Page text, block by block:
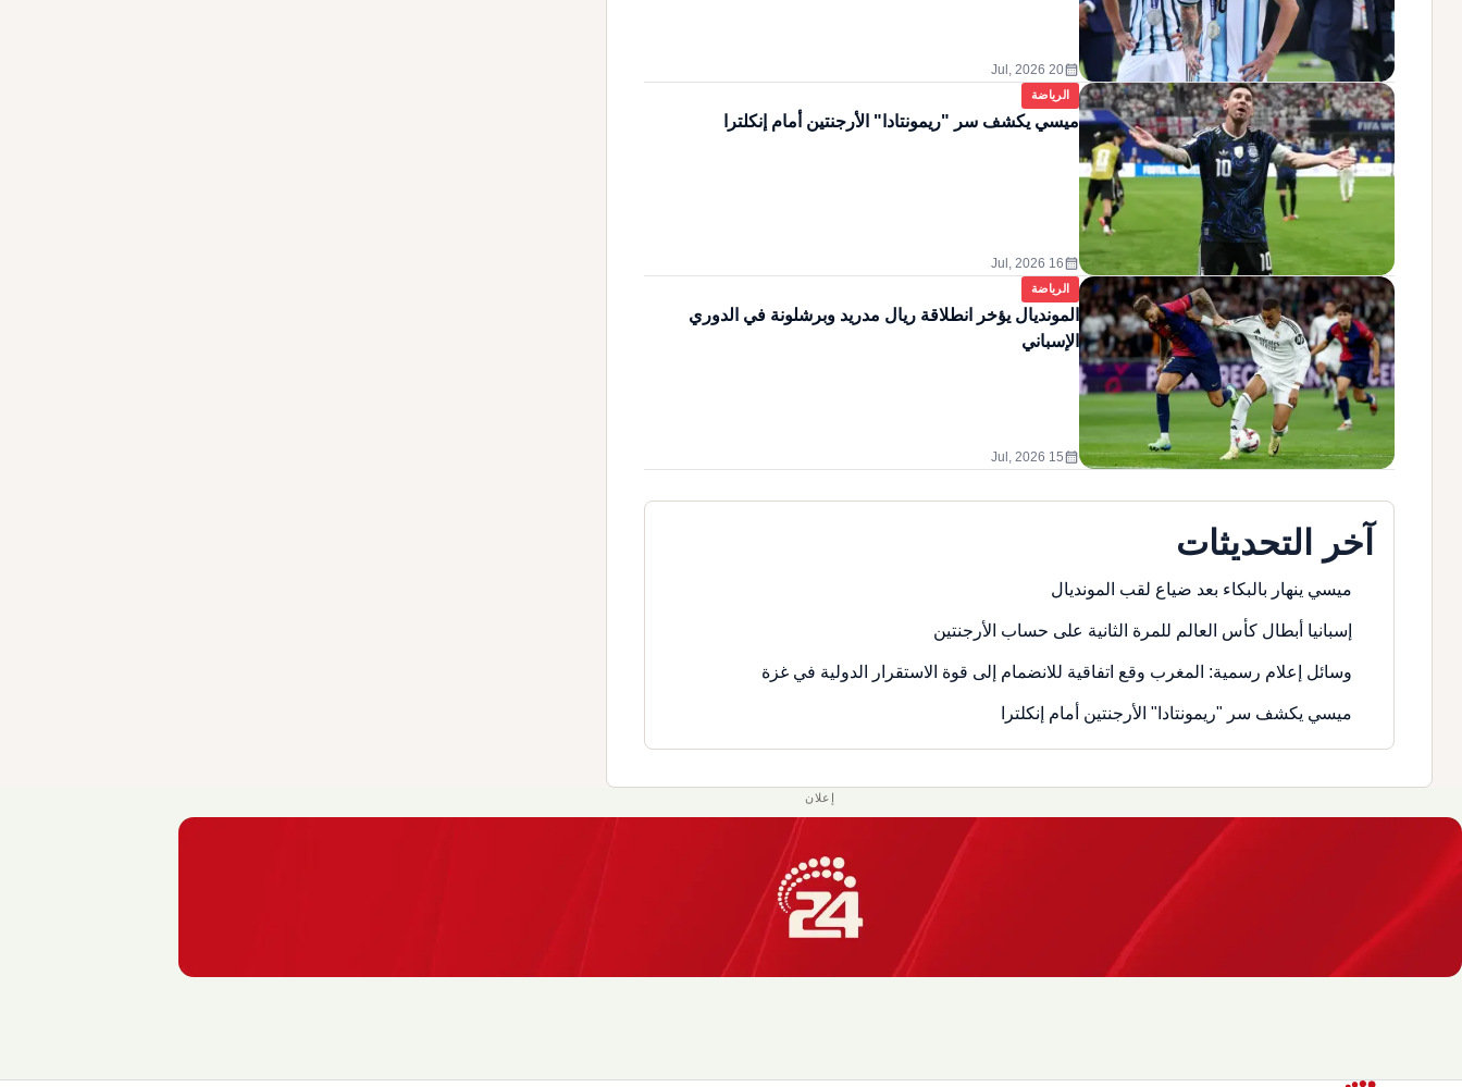
calendar_month
20 Jul, 2026
الرياضة
ميسي يكشف سر "ريمونتادا" الأرجنتين أمام إنكلترا
calendar_month
16 Jul, 2026
الرياضة
المونديال يؤخر انطلاقة ريال مدريد وبرشلونة في الدوري
الإسباني
calendar_month
15 Jul, 2026
آخر التحديثات
ميسي ينهار بالبكاء بعد ضياع لقب المونديال
إسبانيا أبطال كأس العالم للمرة الثانية على حساب الأرجنتين
وسائل إعلام رسمية: المغرب وقع اتفاقية للانضمام إلى قوة الاستقرار الدولية في غزة
ميسي يكشف سر "ريمونتادا" الأرجنتين أمام إنكلترا
إعلان